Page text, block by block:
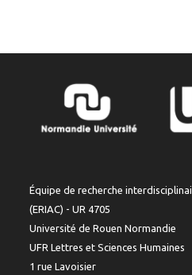
Équipe de recherche
(ERIAC) - UR 4705
Université de Rouen Normandie
UFR Lettres et Sciences Humaines
1 rue Lavoisier